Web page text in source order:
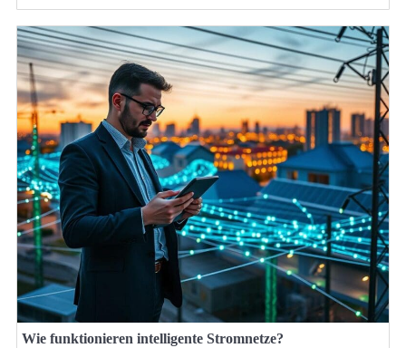
Wie funktionieren intelligente Stromnetze?